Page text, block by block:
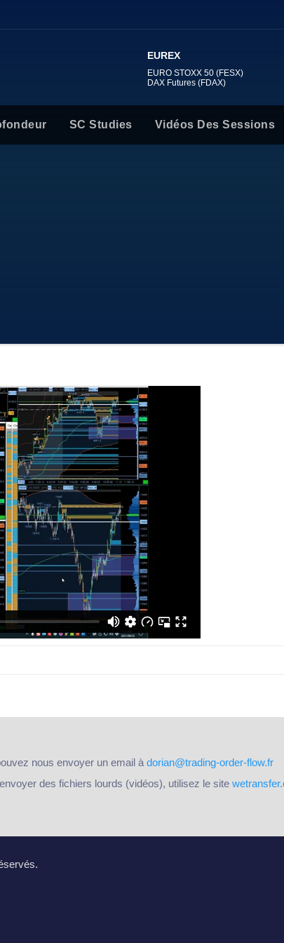
EUREX
EURO STOXX 50 (FESX)
DAX Futures (FDAX)
SC Studies Vidéos Des Sessions
nous envoyer un email à dorian@trading-order-flow.fr
des fichiers lourds (vidéos), utilisez le site